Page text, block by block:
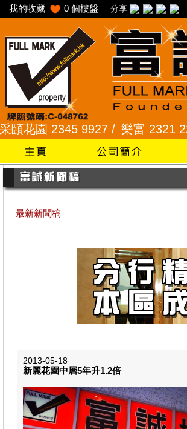
我的收藏 0 個樓盤 分享
2345 9927 /樂富 2321 2287 /
最新新聞稿
2013-05-18
新麗花園中層5年升1.2倍